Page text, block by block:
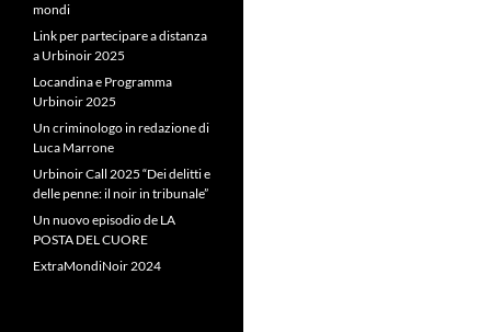
mondi
Link per partecipare a distanza
a Urbinoir 2025
Locandina e Programma
Urbinoir 2025
Un criminologo in redazione di
Luca Marrone
Urbinoir Call 2025 “Dei delitti e
delle penne: il noir in tribunale”
Un nuovo episodio de LA
POSTA DEL CUORE
ExtraMondiNoir 2024